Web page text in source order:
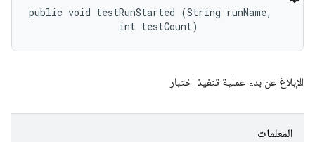
public void testRunStarted (String runName,
                int testCount)
الإبلاغ عن بدء عملية تنفيذ اختبار
المعلمات